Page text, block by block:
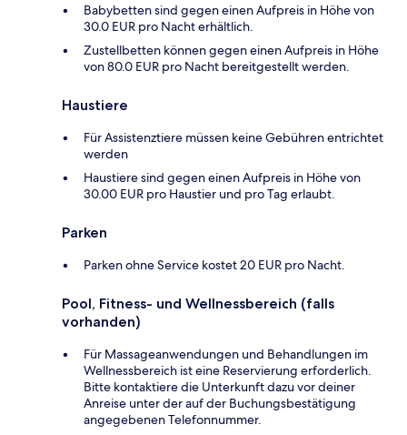
Babybetten sind gegen einen Aufpreis in Höhe von
30.0 EUR pro Nacht erhältlich.
Zustellbetten können gegen einen Aufpreis in Höhe
von 80.0 EUR pro Nacht bereitgestellt werden.
Haustiere
Für Assistenztiere müssen keine Gebühren entrichtet
werden
Haustiere sind gegen einen Aufpreis in Höhe von
30.00 EUR pro Haustier und pro Tag erlaubt.
Parken
Parken ohne Service kostet 20 EUR pro Nacht.
Pool, Fitness- und Wellnessbereich (falls
vorhanden)
Für Massageanwendungen und Behandlungen im
Wellnessbereich ist eine Reservierung erforderlich.
Bitte kontaktiere die Unterkunft dazu vor deiner
Anreise unter der auf der Buchungsbestätigung
angegebenen Telefonnummer.